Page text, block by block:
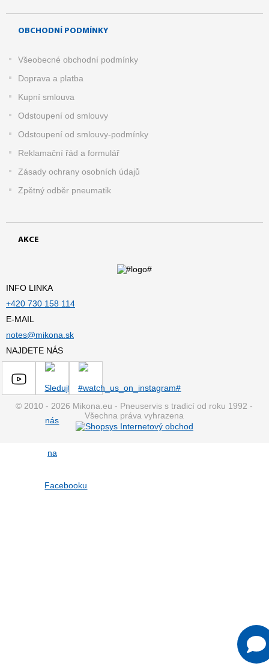
OBCHODNÍ PODMÍNKY
Všeobecné obchodní podmínky
Doprava a platba
Kupní smlouva
Odstoupení od smlouvy
Odstoupení od smlouvy-podmínky
Reklamační řád a formulář
Zásady ochrany osobních údajů
Zpětný odběr pneumatik
AKCE
INFO LINKA
+420 730 158 114
E-MAIL
notes@mikona.sk
NAJDETE NÁS
© 2010 - 2026 Mikona.eu - Pneuservis s tradicí od roku 1992 -
Všechna práva vyhrazena